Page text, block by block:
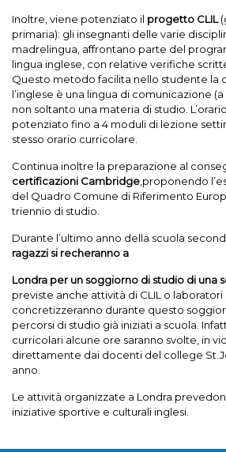
Inoltre, viene potenziato il progetto CLIL
primaria): gli insegnanti delle varie
madrelingua, affrontano parte del
lingua inglese, con relative verifiche
Questo metodo facilita nello studente la
l’inglese è una lingua di comunicazione
non soltanto una materia di studio.
potenziato fino a 4 moduli di lezione
stesso orario curricolare.
Continua inoltre la preparazione al
certificazioni Cambridge,proponendo
del Quadro Comune di Riferimento
triennio di studio.
Durante l’ultimo anno della scuola
ragazzi si recheranno a
Londra per un soggiorno di studio di una
previste anche attività di CLIL o laboratori
concretizzeranno durante questo
percorsi di studio già iniziati a scuola.
curricolari alcune ore saranno svolte, in
direttamente dai docenti del college
anno.
Le attività organizzate a Londra
iniziative sportive e culturali inglesi.